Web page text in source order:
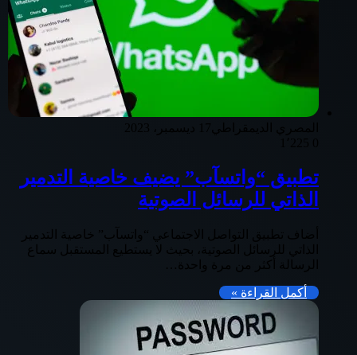
تطبيق “واتسآب” يضيف خاصية التدمير
الذاتي للرسائل الصوتية
أضاف تطبيق التواصل الاجتماعي “واتسآب” خاصية التدمير
الذاتي للرسائل الصوتية، بحيث لا يستطيع المستقبل سماع
الرسالة أكثر من مرة واحدة…
أكمل القراءة »